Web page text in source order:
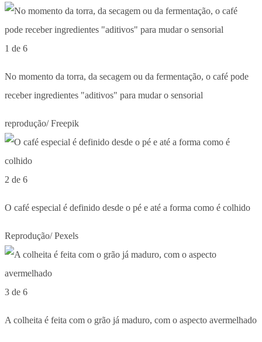
1 de 6
No momento da torra, da secagem ou da fermentação, o café pode
receber ingredientes "aditivos" para mudar o sensorial
reprodução/ Freepik
2 de 6
O café especial é definido desde o pé e até a forma como é colhido
Reprodução/ Pexels
3 de 6
A colheita é feita com o grão já maduro, com o aspecto avermelhado